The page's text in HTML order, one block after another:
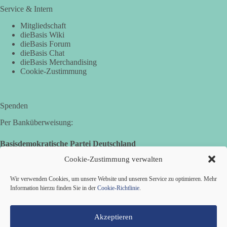
Cookie-Zustimmung verwalten
Wir verwenden Cookies, um unsere Website und unseren Service zu optimieren. Mehr
Information hierzu finden Sie in der Cookie-Richtlinie.
Akzeptieren
Wer den schwarzen Balken kontrolliert, kontrolliert die
Geschichte.
🟩🟩🟦🟦🟥🟥🟧🟧
📩 Sende dieses Meme an deine Freunde und ans RKI.
#geschwärzt #RKI #kontrolle
Auf Facebook ansehen
DieBasis
2 Tage(n) zuvor
Service & Intern
Mitgliedschaft
dieBasis Wiki
dieBasis Forum
dieBasis Chat
dieBasis Merchandising
Cookie-Zustimmung
Spenden
Per Banküberweisung:
Basisdemokratische Partei Deutschland
IBAN: DE16 6539 0120 0434 1370 06
BIC: GENODES1EBI